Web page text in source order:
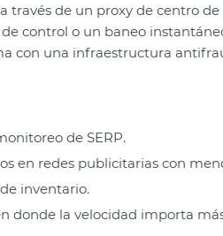
través de un proxy de centro de
control o un baneo
con una infraestructura
de SERP.
en redes publicitarias con
inventario.
donde la velocidad importa